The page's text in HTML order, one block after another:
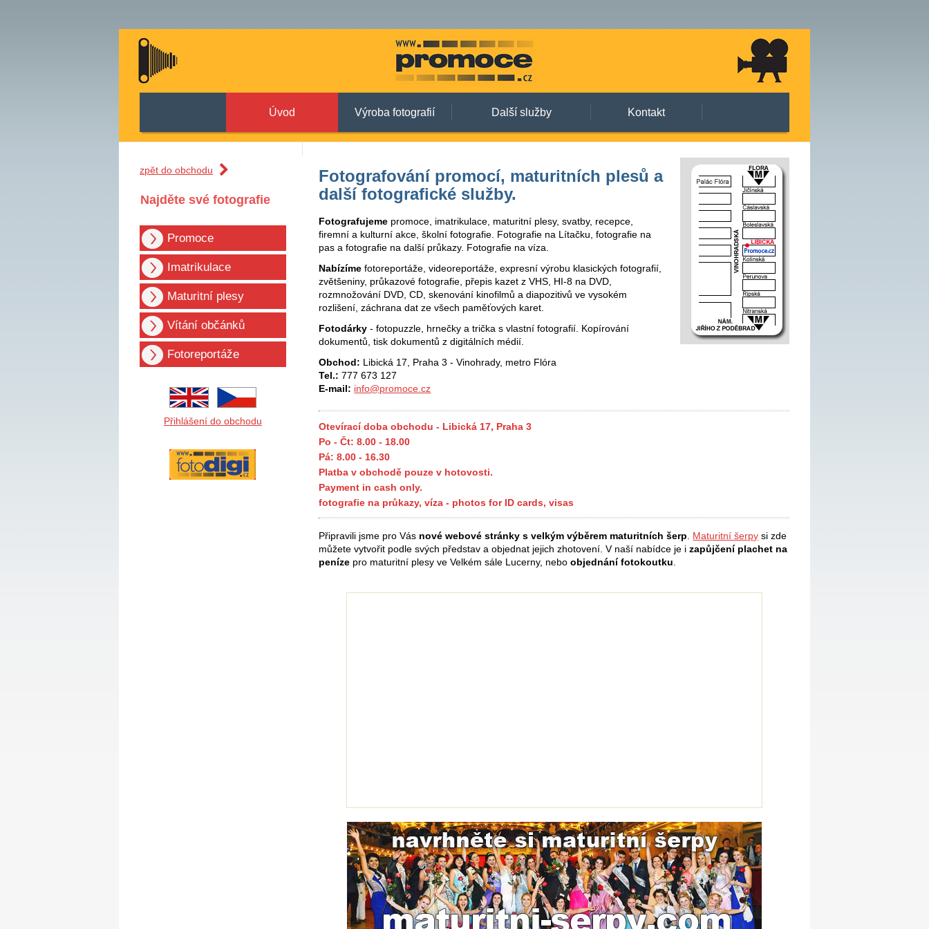
Úvod Výroba fotografií Další služby Kontakt
zpět do obchodu
Najděte své fotografie
Promoce
Imatrikulace
Maturitní plesy
Vítání občánků
Fotoreportáže
Přihlášení do obchodu
Fotografování promocí, maturitních plesů a
další fotografické služby.
Fotografujeme promoce, imatrikulace, maturitní plesy, svatby, recepce,
firemní a kulturní akce, školní fotografie. Fotografie na Lítačku, fotografie na
pas a fotografie na další průkazy. Fotografie na víza.
Nabízíme fotoreportáže, videoreportáže, expresní výrobu klasických fotografií,
zvětšeniny, průkazové fotografie, přepis kazet z VHS, HI-8 na DVD,
rozmnožování DVD, CD, skenování kinofilmů a diapozitivů ve vysokém
rozlišení, záchrana dat ze všech paměťových karet.
Fotodárky - fotopuzzle, hrnečky a trička s vlastní fotografií. Kopírování
dokumentů, tisk dokumentů z digitálních médií.
Obchod: Libická 17, Praha 3 - Vinohrady, metro Flóra
Tel.:777 673 127
E-mail: info@promoce.cz
Otevírací doba obchodu - Libická 17, Praha 3
Po - Čt: 8.00 - 18.00
Pá: 8.00 - 16.30
Platba v obchodě pouze v hotovosti.
Payment in cash only.
fotografie na průkazy, víza - photos for ID cards, visas
Připravili jsme pro Vás nové webové stránky s velkým výběrem maturitních šerp. Maturitní šerpy si zde
můžete vytvořit podle svých představ a objednat jejich zhotovení. V naší nabídce je izapůjčení plachet na
peníze pro maturitní plesy ve Velkém sále Lucerny, neboobjednání fotokoutku.